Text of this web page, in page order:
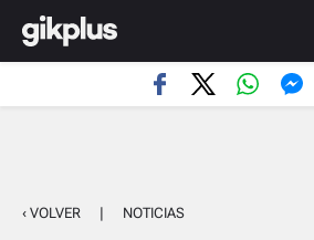
‹ VOLVER | NOTICIAS